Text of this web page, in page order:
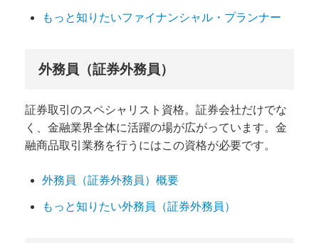
もっと知りたいファイナンシャル・プランナー
外務員（証券外務員）
証券取引のスペシャリスト資格。証券会社だけでな
く、金融業界全体に活躍の場が広がっています。金
融商品取引業務を行うにはこの資格が必要です。
外務員（証券外務員）概要
もっと知りたい外務員（証券外務員）